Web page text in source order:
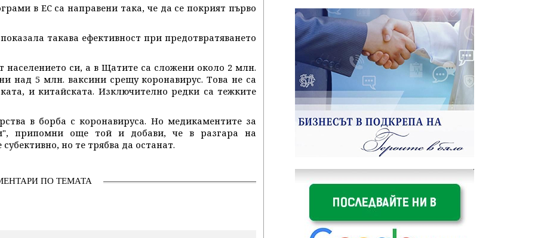
в ЕС са направени така, че да се покрият първо
такава ефективност при предотвратяването
населението си, а в Щатите са сложени около 2 млн.
над 5 млн. ваксини срещу коронавирус. Това не са
и китайската. Изключително редки са тежките
в борба с коронавируса. Но медикаментите за
припомни още той и добави, че в разгара на
но те трябва да останат.
ПО ТЕМАТА